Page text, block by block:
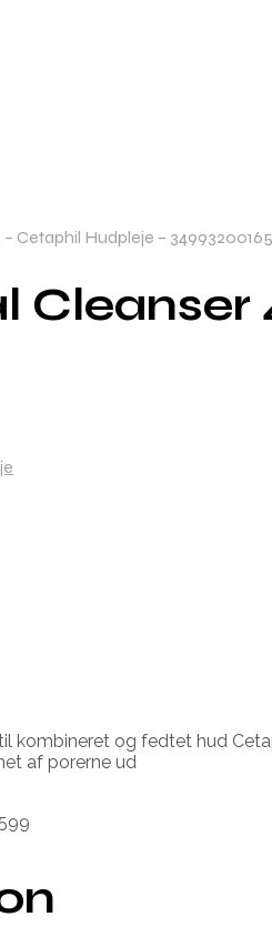
Cetaphil Hudpleje –
Cleanser
kombineret og fedtet hud
af porerne ud